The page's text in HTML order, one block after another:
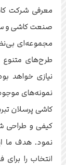
معرفی شرکت
صنعت کاشی و
مجموعه‌ای
طرح‌های
نیازی خواهد
نمونه‌های
کاشی پرسلان
کیفی و طراحی
نمود. هدف ما
انتخاب را برای